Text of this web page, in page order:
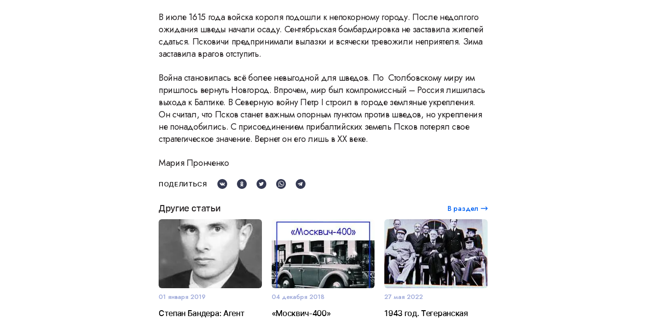
В июле 1615 года войска короля подошли к непокорному городу. После недолгого
ожидания шведы начали осаду. Сентябрьская бомбардировка не заставила жителей
сдаться. Псковичи предпринимали вылазки и всячески тревожили неприятеля. Зима
заставила врагов отступить.
Война становилась всё более невыгодной для шведов. По Столбовскому миру им
пришлось вернуть Новгород. Впрочем, мир был компромиссный – Россия лишилась
выхода к Балтике. В Северную войну Петр I строил в городе земляные укрепления.
Он считал, что Псков станет важным опорным пунктом против шведов, но укрепления
не понадобились. С присоединением прибалтийских земель Псков потерял свое
стратегическое значение. Вернет он его лишь в XX веке.
Мария Пронченко
ПОДЕЛИТЬСЯ
Другие статьи В раздел
01 января 2019
Степан Бандера: Агент
04 декабря 2018
«Москвич-400»
27 мая 2022
1943 год. Тегеранская